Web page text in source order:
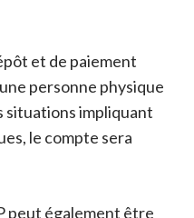
et de paiement
personne physique
situations impliquant
le compte sera
peut également être